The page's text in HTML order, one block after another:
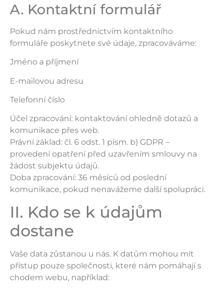
A. Kontaktní formulář
Pokud nám prostřednictvím kontaktního
formuláře poskytnete své údaje, zpracováváme:
Jméno a příjmení
E-mailovou adresu
Telefonní číslo
Účel zpracování: kontaktování ohledně dotazů a
komunikace přes web.
Právní základ: čl. 6 odst. 1 písm. b) GDPR –
provedení opatření před uzavřením smlouvy na
žádost subjektu údajů.
Doba zpracování: 36 měsíců od poslední
komunikace, pokud nenavážeme další spolupráci.
II. Kdo se k údajům
dostane
Vaše data zůstanou u nás. K datům mohou mít
přístup pouze společnosti, které nám pomáhají s
chodem webu, například: